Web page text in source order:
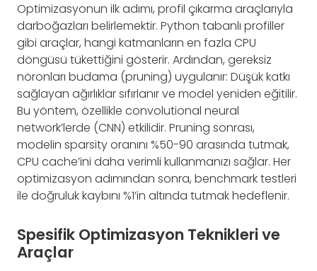
Optimizasyonun ilk adımı, profil çıkarma araçlarıyla
darboğazları belirlemektir. Python tabanlı profiller
gibi araçlar, hangi katmanların en fazla CPU
döngüsü tükettiğini gösterir. Ardından, gereksiz
nöronları budama (pruning) uygulanır: Düşük katkı
sağlayan ağırlıklar sıfırlanır ve model yeniden eğitilir.
Bu yöntem, özellikle convolutional neural
network’lerde (CNN) etkilidir. Pruning sonrası,
modelin sparsity oranını %50-90 arasında tutmak,
CPU cache’ini daha verimli kullanmanızı sağlar. Her
optimizasyon adımından sonra, benchmark testleri
ile doğruluk kaybını %1’in altında tutmak hedeflenir.
Spesifik Optimizasyon Teknikleri ve
Araçlar